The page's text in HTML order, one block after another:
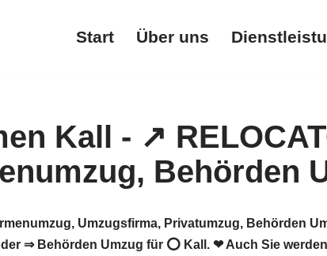
Start Über uns
Umzugsfirma, Privatumzug, Behörden
⇒ Behörden Umzug für ⭕ Kall. ❤ Auch Sie